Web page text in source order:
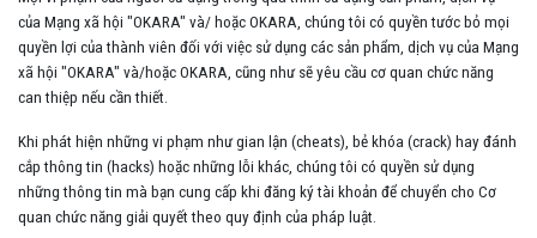
của Mạng xã hội "OKARA" và/ hoặc OKARA, chúng tôi có quyền tước bỏ mọi
quyền lợi của thành viên đối với việc sử dụng các sản phẩm, dịch vụ của Mạng
xã hội "OKARA" và/hoặc OKARA, cũng như sẽ yêu cầu cơ quan chức năng
can thiệp nếu cần thiết.
Khi phát hiện những vi phạm như gian lận (cheats), bẻ khóa (crack) hay đánh
cắp thông tin (hacks) hoặc những lỗi khác, chúng tôi có quyền sử dụng
những thông tin mà bạn cung cấp khi đăng ký tài khoản để chuyển cho Cơ
quan chức năng giải quyết theo quy định của pháp luật.